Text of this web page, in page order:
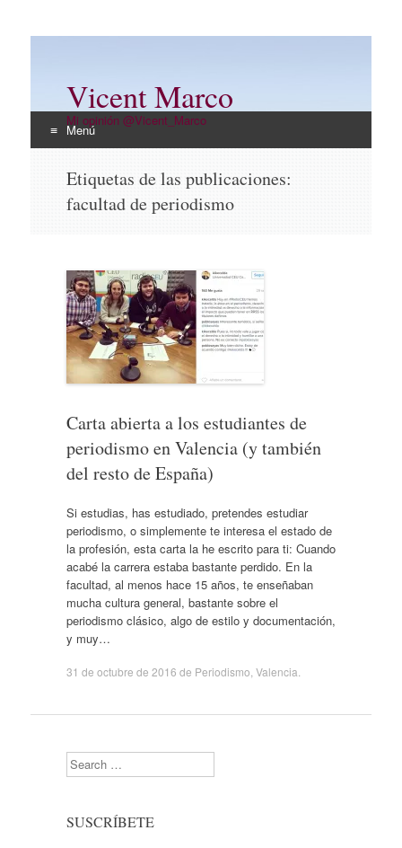
Vicent Marco
Mi opinión @Vicent_Marco
Menú
contenido
Etiquetas de las publicaciones:
facultad de periodismo
Carta abierta a los estudiantes de
periodismo en Valencia (y también
del resto de España)
Si estudias, has estudiado, pretendes estudiar
periodismo, o simplemente te interesa el estado de
la profesión, esta carta la he escrito para ti: Cuando
acabé la carrera estaba bastante perdido. En la
facultad, al menos hace 15 años, te enseñaban
mucha cultura general, bastante sobre el
periodismo clásico, algo de estilo y documentación,
y muy…
31 de octubre de 2016 de Periodismo Valencia
Search
SUSCRÍBETE